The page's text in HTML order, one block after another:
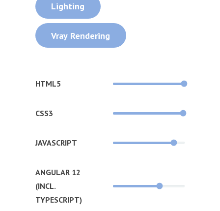
Lighting
Vray Rendering
HTML5
CSS3
JAVASCRIPT
ANGULAR 12
(INCL.
TYPESCRIPT)